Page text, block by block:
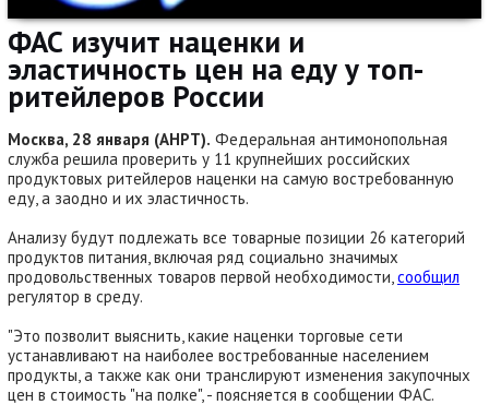
ФАС изучит наценки и
эластичность цен на еду у топ-
ритейлеров России
Москва, 28 января (АНРТ). Федеральная антимонопольная
служба решила проверить у 11 крупнейших российских
продуктовых ритейлеров наценки на самую востребованную
еду, а заодно и их эластичность.
Анализу будут подлежать все товарные позиции 26 категорий
продуктов питания, включая ряд социально значимых
продовольственных товаров первой необходимости,сообщил
регулятор в среду.
"Это позволит выяснить, какие наценки торговые сети
устанавливают на наиболее востребованные населением
продукты, а также как они транслируют изменения закупочных
цен в стоимость "на полке", - поясняется в сообщении ФАС.